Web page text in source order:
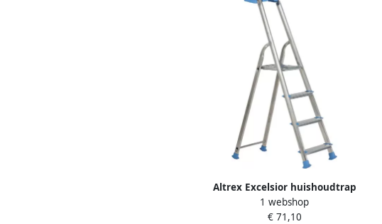
Altrex Excelsior huishoudtrap
Handy+ 4-treeds 500254
1 webshop
€ 71,10